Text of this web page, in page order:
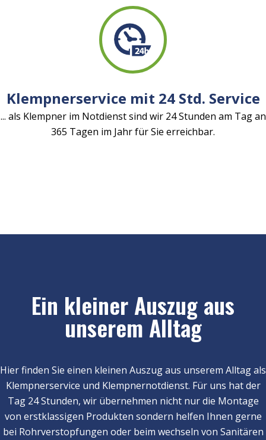
Klempnerservice mit 24 Std. Service
... als Klempner im Notdienst sind wir 24 Stunden am Tag an
365 Tagen im Jahr für Sie erreichbar.
Ein kleiner Auszug aus
unserem Alltag
Hier finden Sie einen kleinen Auszug aus unserem Alltag als
Klempnerservice und Klempnernotdienst. Für uns hat der
Tag 24 Stunden, wir übernehmen nicht nur die Montage
von erstklassigen Produkten sondern helfen Ihnen gerne
bei Rohrverstopfungen oder beim wechseln von Sanitären